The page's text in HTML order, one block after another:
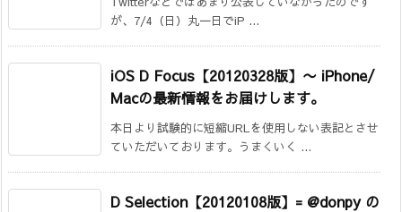
が、7/4（日）丸一日でiP ...
iOS D Focus【20120328版】 〜 iPhone/
Macの最新情報をお届けします。
本日より試験的に短縮URLを使用しない表記とさせ
ていただいております。うまくいく ...
D Selection【20120108版】= @donpy の